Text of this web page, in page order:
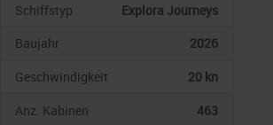
Schiffstyp
Explora Journeys
Baujahr
2026
Geschwindigkeit
20 kn
Anz. Kabinen
463